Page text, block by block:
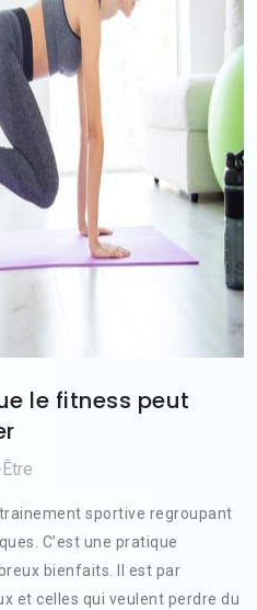
le fitness peut
sportive regroupant
C’est une pratique
bienfaits. Il est par
et celles qui veulent perdre du